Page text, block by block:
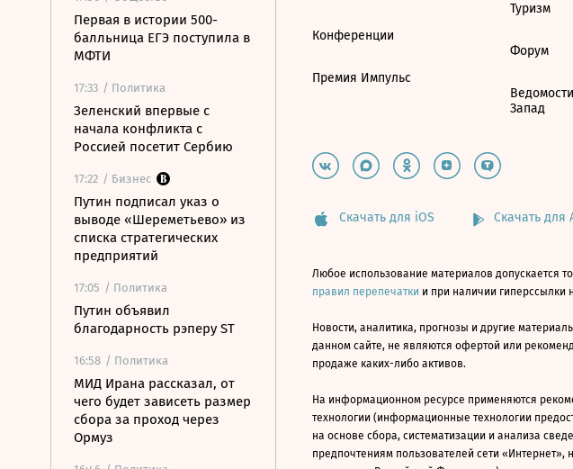
Первая в истории 500-
балльница ЕГЭ поступила в
МФТИ
17:33 / Политика
Зеленский впервые с
начала конфликта с
Россией посетит Сербию
17:22 / Бизнес
Путин подписал указ о
выводе «Шереметьево» из
списка стратегических
предприятий
17:05 / Политика
Путин объявил
благодарность рэперу ST
16:58 / Политика
МИД Ирана рассказал, от
чего будет зависеть размер
сбора за проход через
Ормуз
Конференции
Премия Импульс
Туризм
Форум
Запад
Скачать для iOS Скачать для
Любое использование материалов допускается
правил перепечатки и при наличии гиперссылки
Новости, аналитика, прогнозы и другие
данном сайте, не являются офертой или
продаже каких-либо активов.
На информационном ресурсе применяются
технологии (информационные технологии
на основе сбора, систематизации и анализа
предпочтениям пользователей сети «Интернет»,